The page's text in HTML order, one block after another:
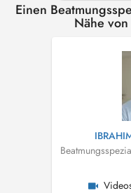
Einen
Nähe